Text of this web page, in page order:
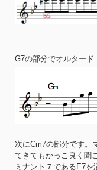
G7の部分でオルタード
次にCm7の部分です。
てきてもかっこ良く聞
ミナント７であるE7